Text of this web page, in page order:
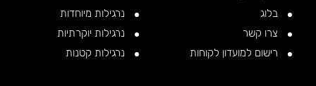
בלוג
צרו קשר
רישום למועדון לקוחות
נרגילות מיוחדות
נרגילות יוקרתיות
נרגילות קטנות